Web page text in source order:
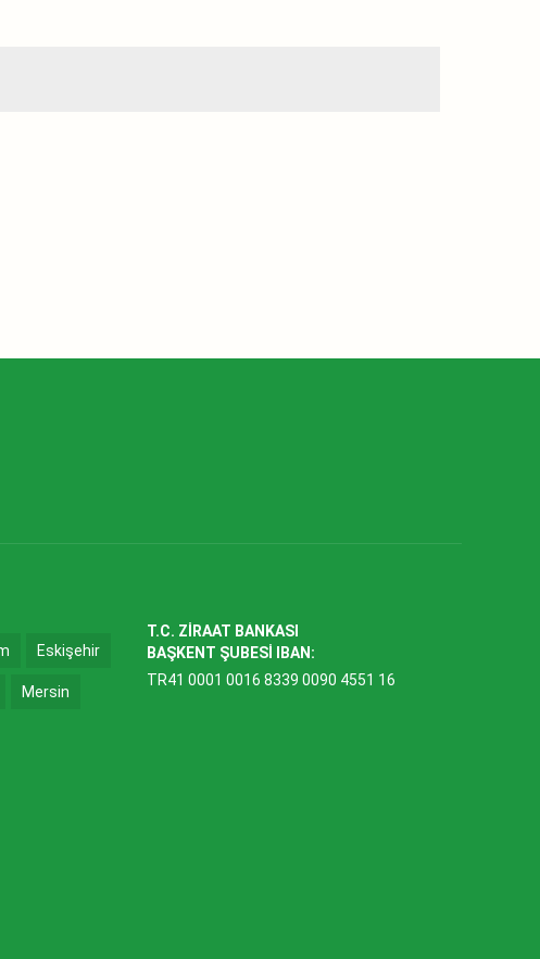
Eskişehir
Mersin
T.C. ZİRAAT BANKASI
BAŞKENT ŞUBESİ IBAN:
TR41 0001 0016 8339 0090 4551 16